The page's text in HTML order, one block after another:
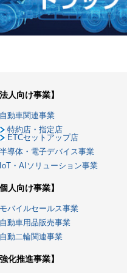
法人向け事業】
自動車関連事業
特約店・指定店
ETCセットアップ店
半導体・電子デバイス事業
IoT・AIソリューション事業
個人向け事業】
モバイルセールス事業
自動車用品販売事業
自動二輪関連事業
強化推進事業】